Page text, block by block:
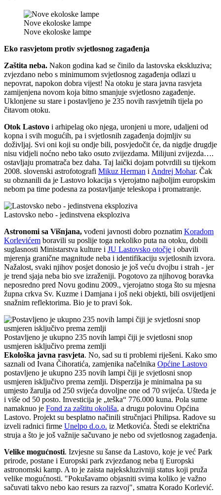
Nove ekoloske lampe
Nove ekoloske lampe
Eko rasvjetom protiv svjetlosnog zagađenja
Zaštita neba. Nakon godina kad se činilo da lastovska ekskluziva;
zvjezdano nebo s minimumom svjetlosnog zagađenja odlazi u
nepovrat, napokon dobra vijest! Na otoku je stara javna rasvjeta
zamijenjena novom koja bitno smanjuje svjetlosno zagađenje.
Uklonjene su stare i postavljeno je 235 novih rasvjetnih tijela po
čitavom otoku.
Otok Lastovo i arhipelag oko njega, uronjeni u more, udaljeni od
kopna i svih mogućih, pa i svjetlosnih zagađenja dojmljiv su
doživljaj. Svi oni koji su ondje bili, posvjedočit će, da nigdje drugdje
nisu vidjeli noćno nebo tako osuto zvijezdama. Milijuni zvijezda….
ostavljaju promatrača bez daha. Taj laički dojam potvrdili su tijekom
2008. slovenski astrofotografi Mikuz Herman i Andrej Mohar. Čak
su obznanili da je Lastovo lokacija s vjerojatno najboljim europskim
nebom pa time podesna za postavljanje teleskopa i promatranje.
Lastovsko nebo - jedinstvena eksploziva
Astronomi sa Višnjana, vođeni javnosti dobro poznatim Koradom
Korlevićem boravili su poslije toga nekoliko puta na otoku, dobili
suglasnosti Ministarstva kulture i JU Lastovsko otočje i obavili
mjerenja granične magnitude neba i identifikaciju svjetlosnih izvora.
Nažalost, svaki njihov posjet donosio je još veću dvojbu i strah - jer
je trend sjaja neba bio sve izraženiji. Pogotovo za njihovog boravka
neposredno pred Novu godinu 2009., vjerojatno stoga što su mjesna
župna crkva Sv. Kuzme i Damjana i još neki objekti, bili osvijetljeni
snažnim reflektorima. Bio je to pravi šok.
Postavljeno je ukupno 235 novih lampi čiji je svjetlosni snop
usmjeren isključivo prema zemlji
Ekološka javna rasvjeta. No, sad su ti problemi riješeni. Kako smo
saznali od Ivana Čihoratića, zamjenika načelnika Općine Lastovo
postavljeno je ukupno 235 novih lampi čiji je svjetlosni snop
usmjeren isključivo prema zemlji. Disperzija je minimalna pa su
umjesto žarulja od 250 svijeća dovoljne one od 70 svijeća. Ušteda je
i više od 50 posto. Investicija je „teška“ 776.000 kuna. Pola sume
namaknuo je Fond za zaštitu okoliša, a drugu polovinu Općina
Lastovo. Projekt su besplatno načinili stručnjaci Philipsa. Radove su
izveli radnici firme Unelpo d.o.o. iz Metkovića. Štedi se električna
struja a što je još važnije sačuvano je nebo od svjetlosnog zagađenja.
Velike mogućnosti. Izvjesne su šanse da Lastovo, koje je već Park
prirode, postane i Europski park zvjezdanog neba tj Europski
astronomski kamp. A to je zaista najekskluzivniji status koji pruža
velike mogućnosti. "Pokušavamo objasniti svima koliko je važno
sačuvati takvo nebo kao resurs za razvoj", smatra Korado Korlević.